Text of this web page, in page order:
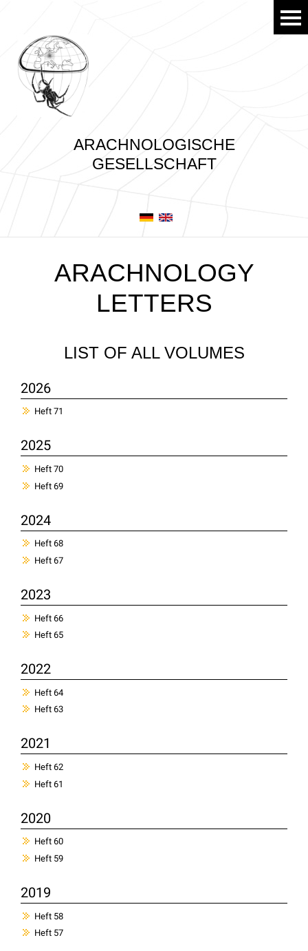
ARACHNOLOGISCHE
GESELLSCHAFT
ARACHNOLOGY
LETTERS
LIST OF ALL VOLUMES
2026
Heft 71
2025
Heft 70
Heft 69
2024
Heft 68
Heft 67
2023
Heft 66
Heft 65
2022
Heft 64
Heft 63
2021
Heft 62
Heft 61
2020
Heft 60
Heft 59
2019
Heft 58
Heft 57